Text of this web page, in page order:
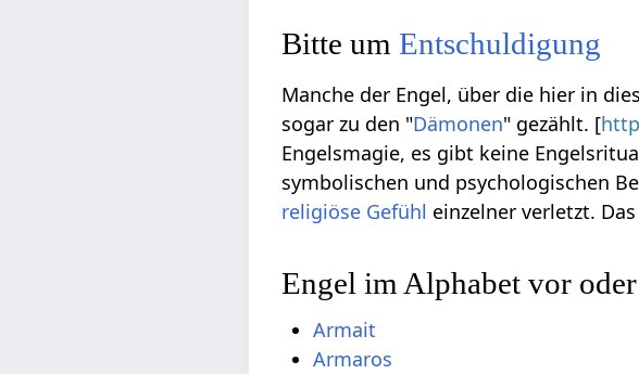
Bitte umEntschuldigung
Manche der Engel, über die hier in
sogar zu den "Dämonen" gezählt. [
Engelsmagie, es gibt keine
symbolischen und psychologischen
religiöse Gefühl einzelner verletzt.
Engel im Alphabet vor
Armait
Armaros